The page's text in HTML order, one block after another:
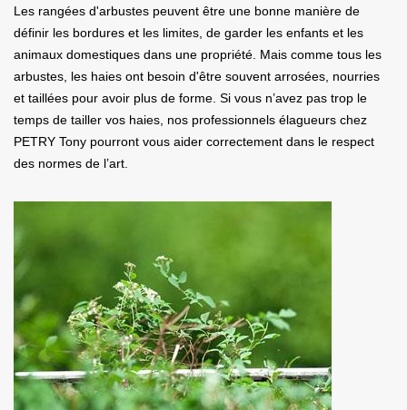
Les rangées d'arbustes peuvent être une bonne manière de
définir les bordures et les limites, de garder les enfants et les
animaux domestiques dans une propriété. Mais comme tous les
arbustes, les haies ont besoin d'être souvent arrosées, nourries
et taillées pour avoir plus de forme. Si vous n’avez pas trop le
temps de tailler vos haies, nos professionnels élagueurs chez
PETRY Tony pourront vous aider correctement dans le respect
des normes de l’art.